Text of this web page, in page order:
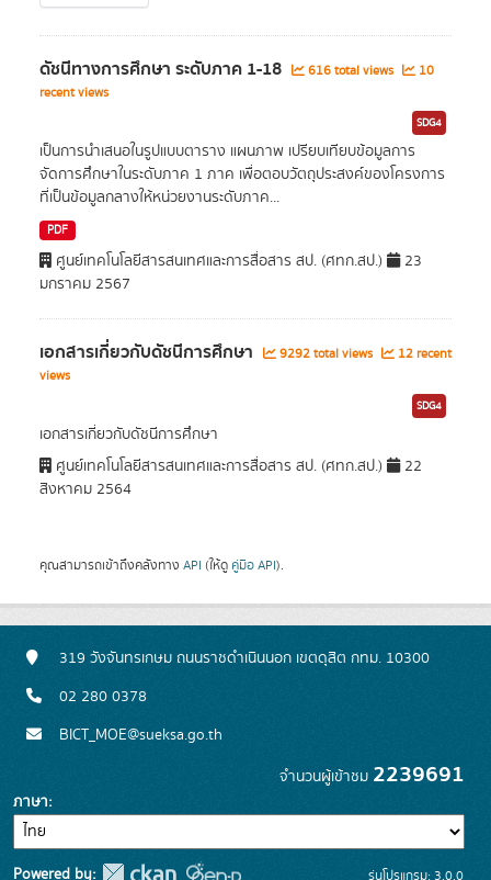
ดัชนีทางการศึกษา ระดับภาค 1-18 616 total views
10
recent views
SDG4
เป็นการนำเสนอในรูปแบบตาราง แผนภาพ เปรียบเทียบข้อมูลการ
จัดการศึกษาในระดับภาค 1 ภาค เพื่อตอบวัตถุประสงค์ของโครงการ
ที่เป็นข้อมูลกลางให้หน่วยงานระดับภาค...
PDF
ศูนย์เทคโนโลยีสารสนเทศและการสื่อสาร สป. (ศทก.สป.)
23
มกราคม 2567
เอกสารเกี่ยวกับดัชนีการศึกษา 9292 total views
12 recent
views
SDG4
เอกสารเกี่ยวกับดัชนีการศึกษา
ศูนย์เทคโนโลยีสารสนเทศและการสื่อสาร สป. (ศทก.สป.)
22
สิงหาคม 2564
คุณสามารถเข้าถึงคลังทาง API (ให้ดู คู่มือ API).
319 วังจันทรเกษม ถนนราชดำเนินนอก เขตดุสิต กทม. 10300
02 280 0378
BICT_MOE@sueksa.go.th
จำนวนผู้เข้าชม 2239691
ภาษา
Powered by: รุ่นโปรแกรม: 3.0.0